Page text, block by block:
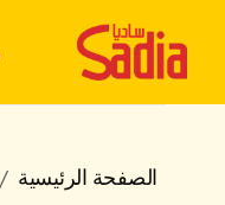
الصفحة الرئيسية